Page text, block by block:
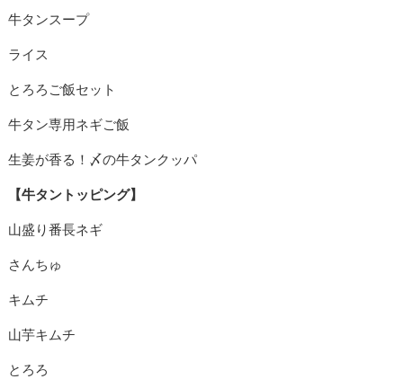
牛タンスープ
ライス
とろろご飯セット
牛タン専用ネギご飯
生姜が香る！〆の牛タンクッパ
【牛タントッピング】
山盛り番長ネギ
さんちゅ
キムチ
山芋キムチ
とろろ